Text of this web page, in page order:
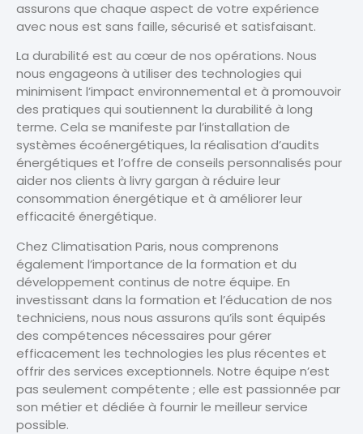
assurons que chaque aspect de votre expérience
avec nous est sans faille, sécurisé et satisfaisant.
La durabilité est au cœur de nos opérations. Nous
nous engageons à utiliser des technologies qui
minimisent l’impact environnemental et à promouvoir
des pratiques qui soutiennent la durabilité à long
terme. Cela se manifeste par l’installation de
systèmes écoénergétiques, la réalisation d’audits
énergétiques et l’offre de conseils personnalisés pour
aider nos clients à livry gargan à réduire leur
consommation énergétique et à améliorer leur
efficacité énergétique.
Chez Climatisation Paris, nous comprenons
également l’importance de la formation et du
développement continus de notre équipe. En
investissant dans la formation et l’éducation de nos
techniciens, nous nous assurons qu’ils sont équipés
des compétences nécessaires pour gérer
efficacement les technologies les plus récentes et
offrir des services exceptionnels. Notre équipe n’est
pas seulement compétente ; elle est passionnée par
son métier et dédiée à fournir le meilleur service
possible.